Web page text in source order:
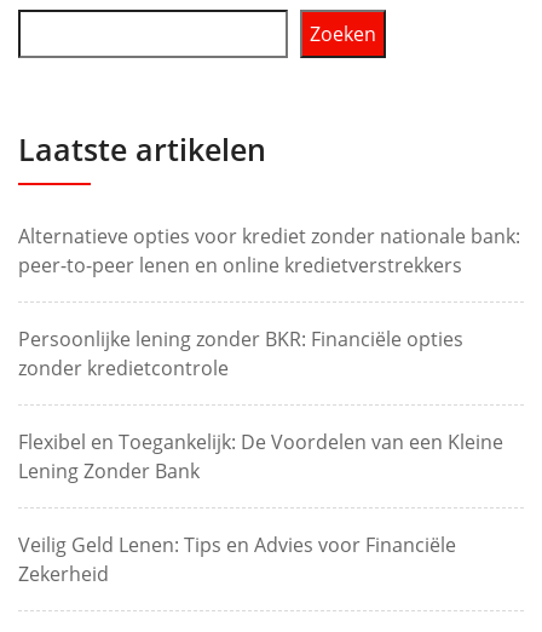
Zoeken
Laatste artikelen
Alternatieve opties voor krediet zonder nationale bank:
peer-to-peer lenen en online kredietverstrekkers
Persoonlijke lening zonder BKR: Financiële opties
zonder kredietcontrole
Flexibel en Toegankelijk: De Voordelen van een Kleine
Lening Zonder Bank
Veilig Geld Lenen: Tips en Advies voor Financiële
Zekerheid